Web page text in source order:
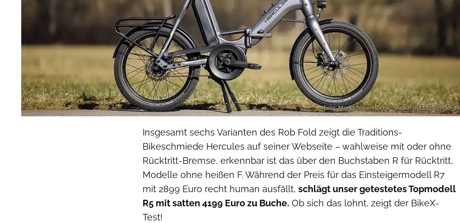
Foto: Moritz Schwertner // www.moritzschwertner.de
Insgesamt sechs Varianten des Rob Fold zeigt die Traditions-
Bikeschmiede Hercules auf seiner Webseite – wahlweise mit oder ohne
Rücktritt-Bremse, erkennbar ist das über den Buchstaben R für Rücktritt,
Modelle ohne heißen F. Während der Preis für das Einsteigermodell R7
mit 2899 Euro recht human ausfällt, schlägt unser getestetes Topmodell
R5 mit satten 4199 Euro zu Buche. Ob sich das lohnt, zeigt der BikeX-
Test!